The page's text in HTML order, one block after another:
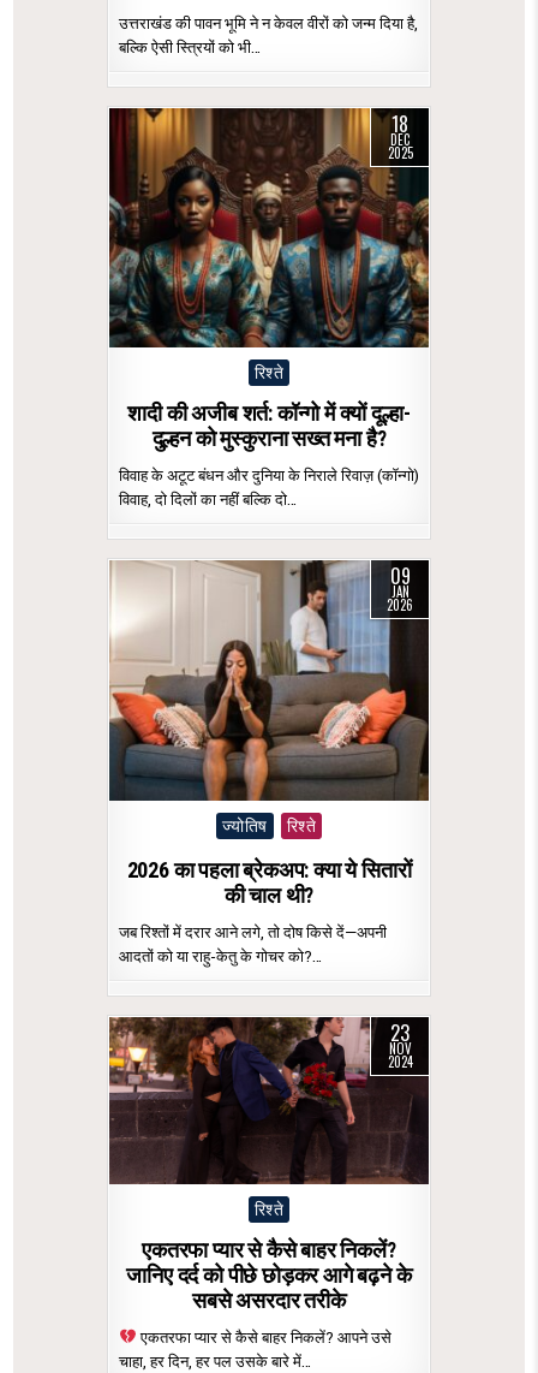
उत्तराखंड की पावन भूमि ने न केवल वीरों को जन्म दिया है,
बल्कि ऐसी स्त्रियों को भी…
18
DEC
2025
Posted
रिश्ते
शादी की अजीब शर्त: कॉन्गो में क्यों दूल्हा-
दुल्हन को मुस्कुराना सख्त मना है?
विवाह के अटूट बंधन और दुनिया के निराले रिवाज़ (कॉन्गो)
विवाह, दो दिलों का नहीं बल्कि दो…
09
JAN
2026
Posted
ज्योतिष रिश्ते
2026 का पहला ब्रेकअप: क्या ये सितारों
की चाल थी?
जब रिश्तों में दरार आने लगे, तो दोष किसे दें—अपनी
आदतों को या राहु-केतु के गोचर को?…
23
NOV
2024
Posted
रिश्ते
एकतरफा प्यार से कैसे बाहर निकलें?
जानिए दर्द को पीछे छोड़कर आगे बढ़ने के
सबसे असरदार तरीके
एकतरफा प्यार से कैसे बाहर निकलें? आपने उसे
चाहा, हर दिन, हर पल उसके बारे में…